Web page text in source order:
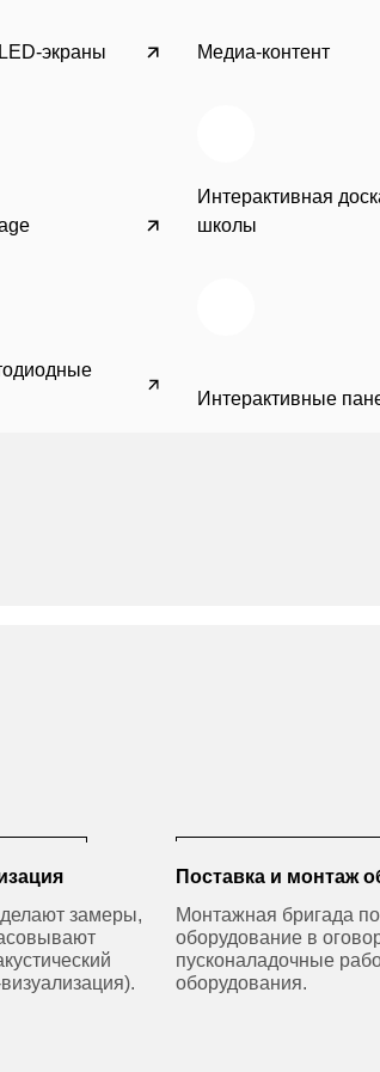
экраны Медиа-контент
Интерактивная
школы
Интерактивные
замеры,
Поставка и монтаж
Монтажная бригада
оборудование в
пусконаладочные
оборудования.